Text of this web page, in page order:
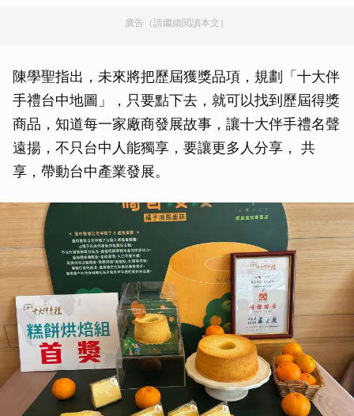
廣告（請繼續閱讀本文）
陳學聖指出，未來將把歷屆獲獎品項，規劃「十大伴
手禮台中地圖」，只要點下去，就可以找到歷屆得獎
商品，知道每一家廠商發展故事，讓十大伴手禮名聲
遠揚，不只台中人能獨享，要讓更多人分享， 共
享，帶動台中產業發展。